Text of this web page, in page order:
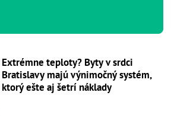
Extrémne teploty? Byty v srdci
Bratislavy majú výnimočný systém,
ktorý ešte aj šetrí náklady